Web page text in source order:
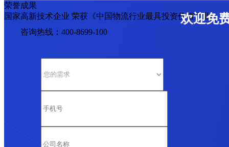
荣誉成果
国家高新技术企业 荣获《中国物流行业最具投资价值企业》
欢迎免
咨询热线：400-8699-100